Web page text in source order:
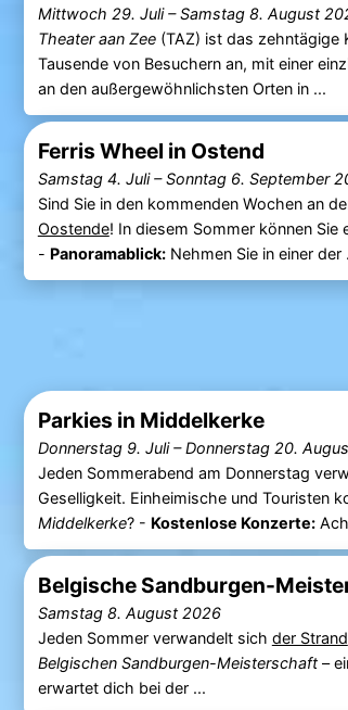
Mittwoch 29. Juli–Samstag 8. August
Theater aan Zee(TAZ) ist das zehntägige
Tausende von Besuchern an, mit einer
an den außergewöhnlichsten Orten in ...
Ferris Wheel in Ostend
Samstag 4. Juli–Sonntag 6. September
Sind Sie in den kommenden Wochen an
Oostende! In diesem Sommer können Sie
- Panoramablick:Nehmen Sie in einer der
Parkies in Middelkerke
Donnerstag 9. Juli–Donnerstag 20.
Jeden Sommerabend am Donnerstag
Geselligkeit. Einheimische und Touristen
Middelkerke? - Kostenlose Konzerte:
Belgische Sandburgen-
Samstag 8. August 2026
Jeden Sommer verwandelt sich der Strand
Belgischen Sandburgen-Meisterschaft–
erwartet dich bei der ...